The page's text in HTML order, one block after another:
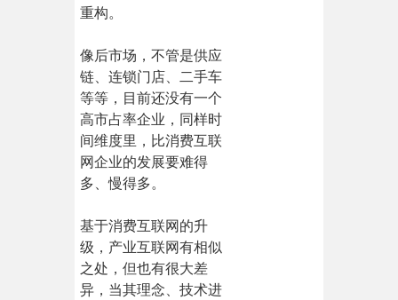
重构。
像后市场，不管是供应
链、连锁门店、二手车
等等，目前还没有一个
高市占率企业，同样时
间维度里，比消费互联
网企业的发展要难得
多、慢得多。
基于消费互联网的升
级，产业互联网有相似
之处，但也有很大差
异，当其理念、技术进